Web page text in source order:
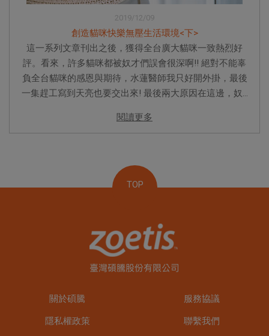
2019/12/09
創造貓咪快樂無壓生活環境<下>
這一系列文章刊出之後，獲得全台廣大貓咪一致熱烈好
評。看來，許多貓咪都被奴才們誤會很深啊!! 絕對不能辜
負全台貓咪的感恩與期待，水蓮醫師我只好開外掛，最後
一集趕工寫到天亮也要交出來! 最後兩大原因在這邊，奴...
閱讀更多
TOP
關於碩騰 服務協議
隱私權政策 聯繫我們